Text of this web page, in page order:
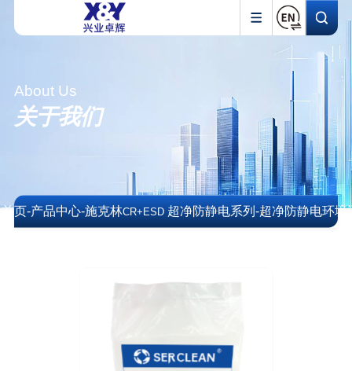
About Us
关于我们
首页-产品中心-施克林CR+ESD超净防静电系列-超净防静电环境